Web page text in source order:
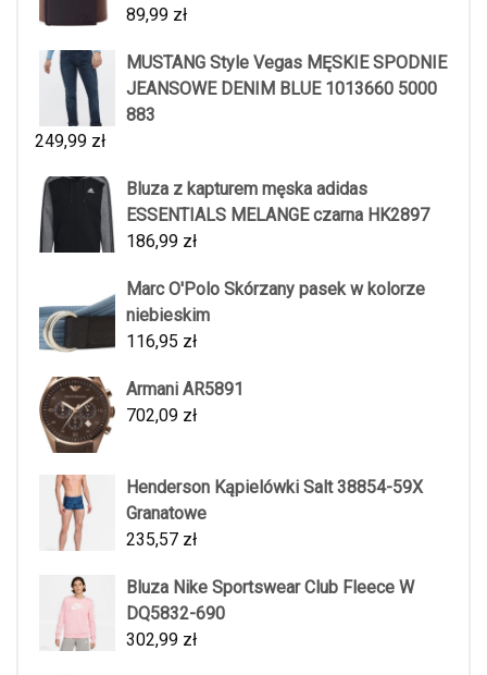
89,99 zł
MUSTANG Style Vegas MĘSKIE SPODNIE
JEANSOWE DENIM BLUE 1013660 5000
883
249,99 zł
Bluza z kapturem męska adidas
ESSENTIALS MELANGE czarna HK2897
186,99 zł
Marc O'Polo Skórzany pasek w kolorze
niebieskim
116,95 zł
Armani AR5891
702,09 zł
Henderson Kąpielówki Salt 38854-59X
Granatowe
235,57 zł
Bluza Nike Sportswear Club Fleece W
DQ5832-690
302,99 zł